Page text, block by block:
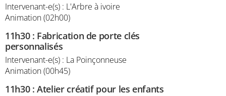
Intervenant-e(s) : L'Arbre à ivoire
Animation (02h00)
11h30: Fabrication de porte clés
personnalisés
Intervenant-e(s) : La Poinçonneuse
Animation (00h45)
11h30:Atelier créatif pour les enfants